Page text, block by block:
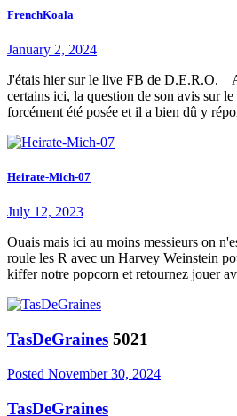
FrenchKoala
January 2, 2024
J'étais hier sur le live FB de D.E.R.O.
certains ici, la question de son avis sur
forcément été posée et il a bien dû y
Heirate-Mich-07
July 12, 2023
Ouais mais ici au moins messieurs on
roule les R avec un Harvey Weinstein
kiffer notre popcorn et retournez jouer
TasDeGraines 5021
Posted November 30, 2024
TasDeGraines